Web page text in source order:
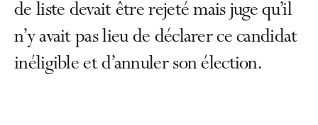
de liste devait être rejeté mais juge qu’il
n’y avait pas lieu de déclarer ce candidat
inéligible et d’annuler son élection.